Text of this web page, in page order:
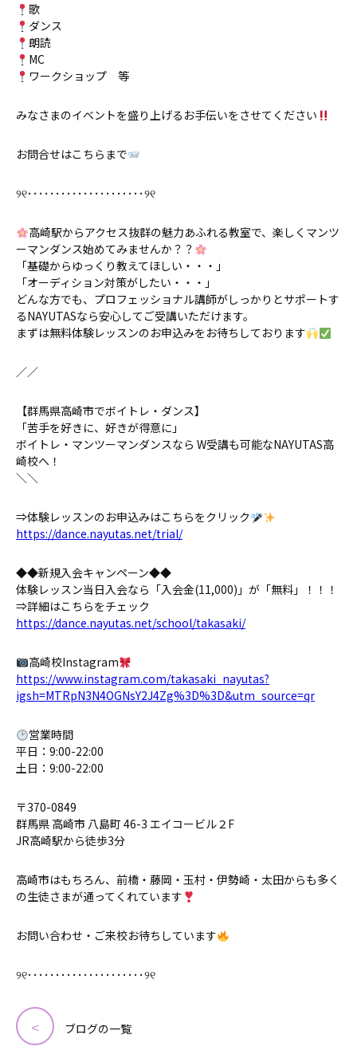
歌
ダンス
朗読
MC
ワークショップ 等
みなさまのイベントを盛り上げるお手伝いをさせてください
お問合せはこちらまで
୨୧･････････････････････୨୧
高崎駅からアクセス抜群の魅力あふれる教室で、楽しくマンツ
ーマンダンス始めてみませんか？？
「基礎からゆっくり教えてほしい・・・」
「オーディション対策がしたい・・・」
どんな方でも、プロフェッショナル講師がしっかりとサポートす
るNAYUTASなら安心してご受講いただけます。
まずは無料体験レッスンのお申込みをお待ちしております
／／
【群馬県高崎市でボイトレ・ダンス】
「苦手を好きに、好きが得意に」
ボイトレ・マンツーマンダンスなら W受講も可能なNAYUTAS高
崎校へ！
＼＼
⇒体験レッスンのお申込みはこちらをクリック
https://dance.nayutas.net/trial/
◆◆新規入会キャンペーン◆◆
体験レッスン当日入会なら「入会金(11,000)」が「無料」！！！
⇒詳細はこちらをチェック
https://dance.nayutas.net/school/takasaki/
高崎校Instagram
https://www.instagram.com/takasaki_nayutas?
igsh=MTRpN3N4OGNsY2J4Zg%3D%3D&utm_source=qr
営業時間
平日：9:00-22:00
土日：9:00-22:00
〒370-0849
群馬県 高崎市 八島町 46-3 エイコービル２F
JR高崎駅から徒歩3分
高崎市はもちろん、前橋・藤岡・玉村・伊勢崎・太田からも多く
の生徒さまが通ってくれています
お問い合わせ・ご来校お待ちしています
୨୧･････････････････････୨୧
ブログの一覧